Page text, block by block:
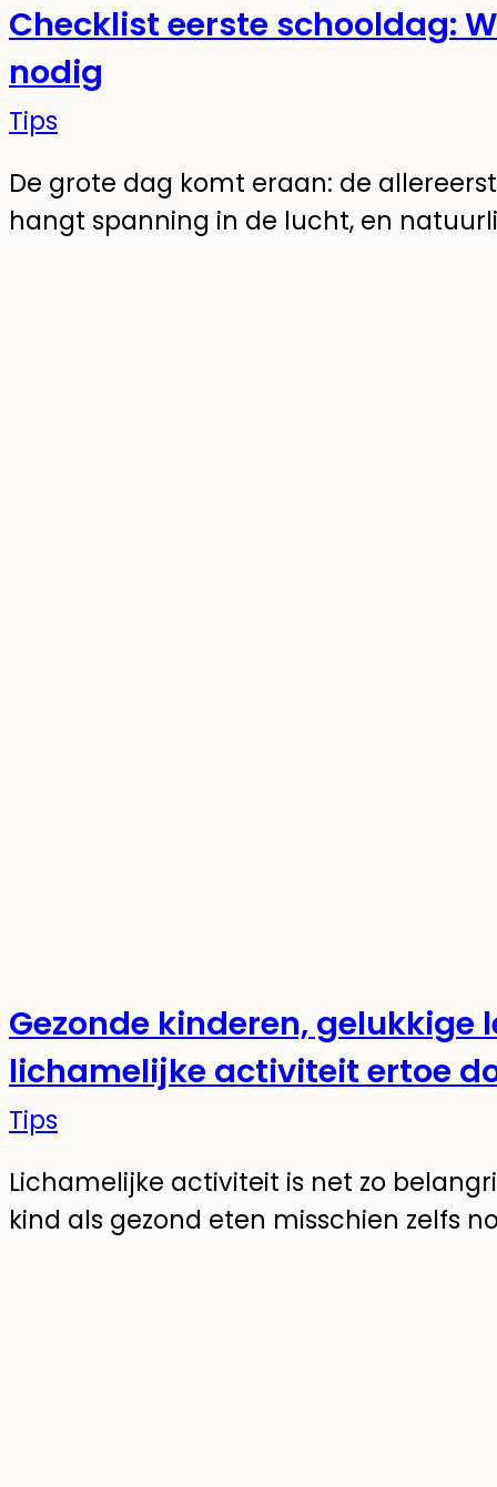
Checklist eerste schooldag:
nodig
Tips
De grote dag komt eraan: de
hangt spanning in de lucht, en
Gezonde kinderen, gelukkige
lichamelijke activiteit ertoe
Tips
Lichamelijke activiteit is net zo
kind als gezond eten misschien zelfs